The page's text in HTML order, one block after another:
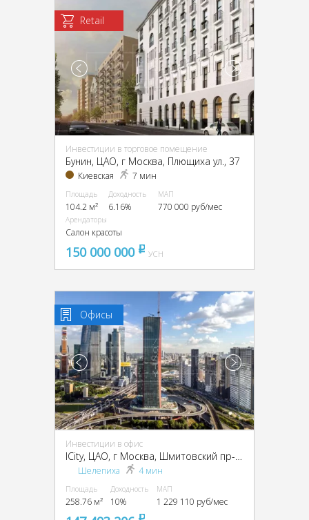
Retail
Инвестиции в торговое помещение
Бунин, ЦАО, г Москва, Плющиха ул., 37
Киевская 7 мин
Площадь
104.2 м²
Доходность
6.16%
МАП
770 000 руб/мес
Арендаторы
Салон красоты
150 000 000 pуб
УСН
Офисы
Инвестиции в офис
Шелепиха 4 мин
Площадь
258.76 м²
Доходность
10%
МАП
1 229 110 руб/мес